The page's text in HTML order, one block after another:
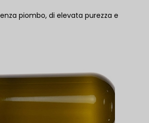
piombo, di elevata purezza e